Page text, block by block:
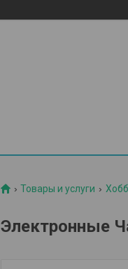
Товары и услуги
Электронные